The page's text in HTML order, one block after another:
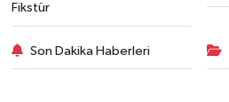
Fikstür
Son Dakika Haberleri